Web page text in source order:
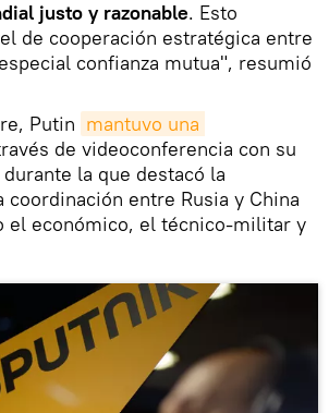
justo y razonable. Esto
de cooperación estratégica entre
confianza mutua", resumió
Putin mantuvo una
de videoconferencia con su
la que destacó la
coordinación entre Rusia y China
el económico, el técnico-militar y